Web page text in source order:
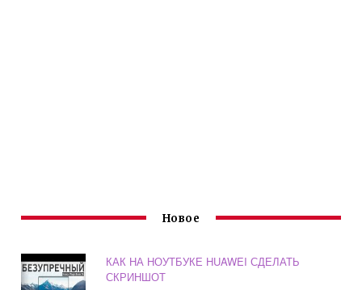
Новое
КАК НА НОУТБУКЕ HUAWEI СДЕЛАТЬ
СКРИНШОТ